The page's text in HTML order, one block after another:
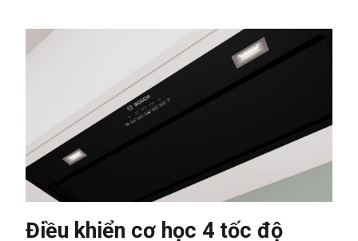
Điều khiển cơ học 4 tốc độ